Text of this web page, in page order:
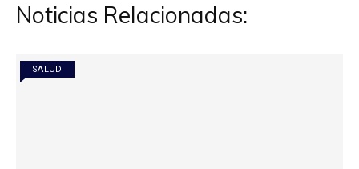
Noticias Relacionadas:
SALUD